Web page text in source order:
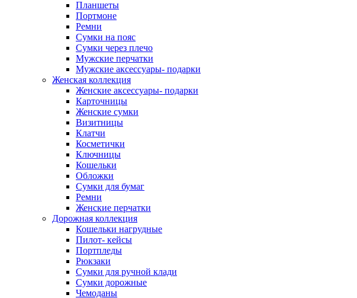
Планшеты
Портмоне
Ремни
Сумки на пояс
Сумки через плечо
Мужские перчатки
Мужские аксессуары- подарки
Женская коллекция
Женские аксессуары- подарки
Карточницы
Женские сумки
Визитницы
Клатчи
Косметички
Ключницы
Кошельки
Обложки
Сумки для бумаг
Ремни
Женские перчатки
Дорожная коллекция
Кошельки нагрудные
Пилот- кейсы
Портпледы
Рюкзаки
Сумки для ручной клади
Сумки дорожные
Чемоданы